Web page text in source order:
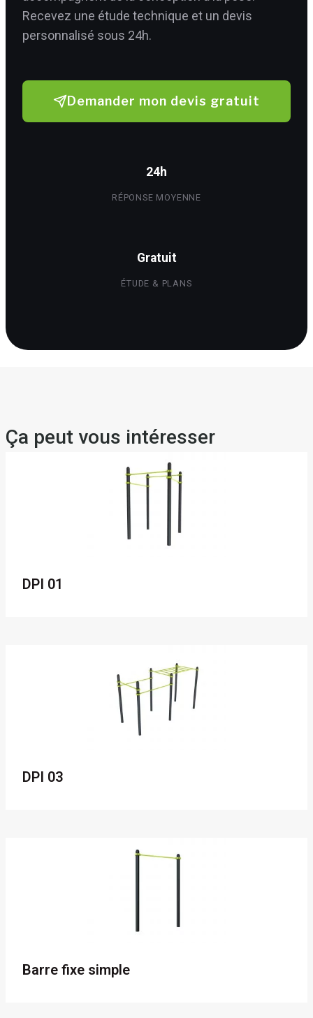
Recevez une étude technique et un devis
personnalisé sous 24h.
Demander mon devis gratuit
24h
RÉPONSE MOYENNE
Gratuit
ÉTUDE & PLANS
Ça peut vous intéresser
DPI 01
DPI 03
Barre fixe simple